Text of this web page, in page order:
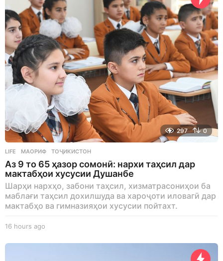
297 0
LIFE МАОРИФ ,ТОҶИКИСТОН
Аз 9 то 65 ҳазор сомонӣ: нархи таҳсил дар
мактабҳои хусусии Душанбе
Шарҳи нархҳо, забони таҳсил, хизматрасониҳои ба
маблағи таҳсил дохилшуда ва хароҷоти иловагӣ дар
мактабҳо ва гимназияҳои хусусии пойтахт.
16 hours ago
h